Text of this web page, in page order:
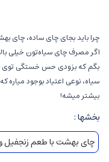
چرا باید بجای چای ساده، چای
اگر مصرف چای سیاه‌تون خیلی
بگم که بزودی حس خستگی توی
سیاه، نوعی اعتیاد بوجود
بیشتر میشه!
بخشها :
چای بهشت با طعم زنجفیل